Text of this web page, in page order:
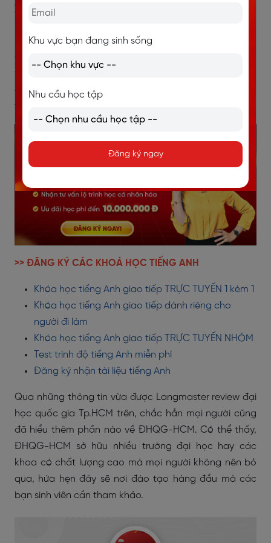
3.7 Khoa Y
Khoa Y của ĐHQG-HCM là cơ sở đào tạo, nghiên cứu
cũng như chuyển giao công nghệ chất lượng cao
trong các lĩnh vực khoa học về sức khỏe. Chương trình
đào tạo được tích hợp hệ thống và tăng cường việc
thực hành tại các bệnh viện hay trung tâm cộng đồng.
>> ĐĂNG KÝ CÁC KHOÁ HỌC TIẾNG ANH
Khóa học tiếng Anh giao tiếp TRỰC TUYẾN 1 kèm 1
Khóa học tiếng Anh giao tiếp dành riêng cho
người đi làm
Khóa học tiếng Anh giao tiếp TRỰC TUYẾN NHÓM
Test trình độ tiếng Anh miễn phí
Đăng ký nhận tài liệu tiếng Anh
Qua những thông tin vừa được Langmaster review đại
học quốc gia Tp.HCM trên, chắc hẳn mọi người cũng
đã hiểu thêm phần nào về ĐHQG-HCM. Có thể thấy,
ĐHQG-HCM sở hữu nhiều trường đại học hay các
khoa có chất lượng cao mà mọi người không nên bỏ
qua, hứa hẹn đây sẽ nơi đào tạo hàng đầu mà các
bạn sinh viên cần tham khảo.
Khu vực bạn đang sinh sống
Nhu cầu học tập
Đăng ký ngay